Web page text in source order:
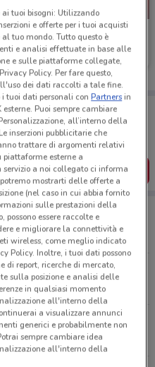
PENNY
Scade mercoledì 10.8 km
con te!
offerte dei negozi vicino a te,
lista del risparmio, comodamente
L’APP
Latina
tuoi bisogni: Utilizzando
e offerte per i tuoi acquisti
tuo mondo. Tutto questo è
e analisi effettuate in base alle
e sulle piattaforme collegate,
Policy. Per fare questo,
dei dati raccolti a tale fine.
i tuoi dati personali conPartnersin
Puoi sempre cambiare
all’interno della
inserzioni pubblicitarie che
trattare di argomenti relativi
esterne a
servizio a noi collegato ci informa
mostrarti delle offerte a
(nel caso in cui abbia fornito
sulle prestazioni della
essere raccolte e
e migliorare la connettività e
wireless, come meglio indicato
Policy. Inoltre, i tuoi dati possono
di report, ricerche di mercato,
sulla posizione e analisi delle
in qualsiasi momento
all'interno della
a visualizzare annunci
generici e probabilmente non
sempre cambiare idea
all'interno della